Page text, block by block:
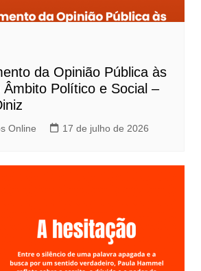
da Opinião Pública às
Âmbito Político e Social –
Online 17 de julho de 2026